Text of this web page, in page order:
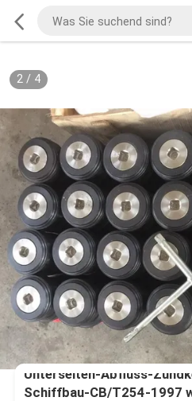
2/ 4
Unterseiten-Abfluss-
Schiffbau-CB/T254-1997